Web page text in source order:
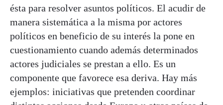
ésta para resolver asuntos políticos. El acudir de
manera sistemática a la misma por actores
políticos en beneficio de su interés la pone en
cuestionamiento cuando además determinados
actores judiciales se prestan a ello. Es un
componente que favorece esa deriva. Hay más
ejemplos: iniciativas que pretenden coordinar